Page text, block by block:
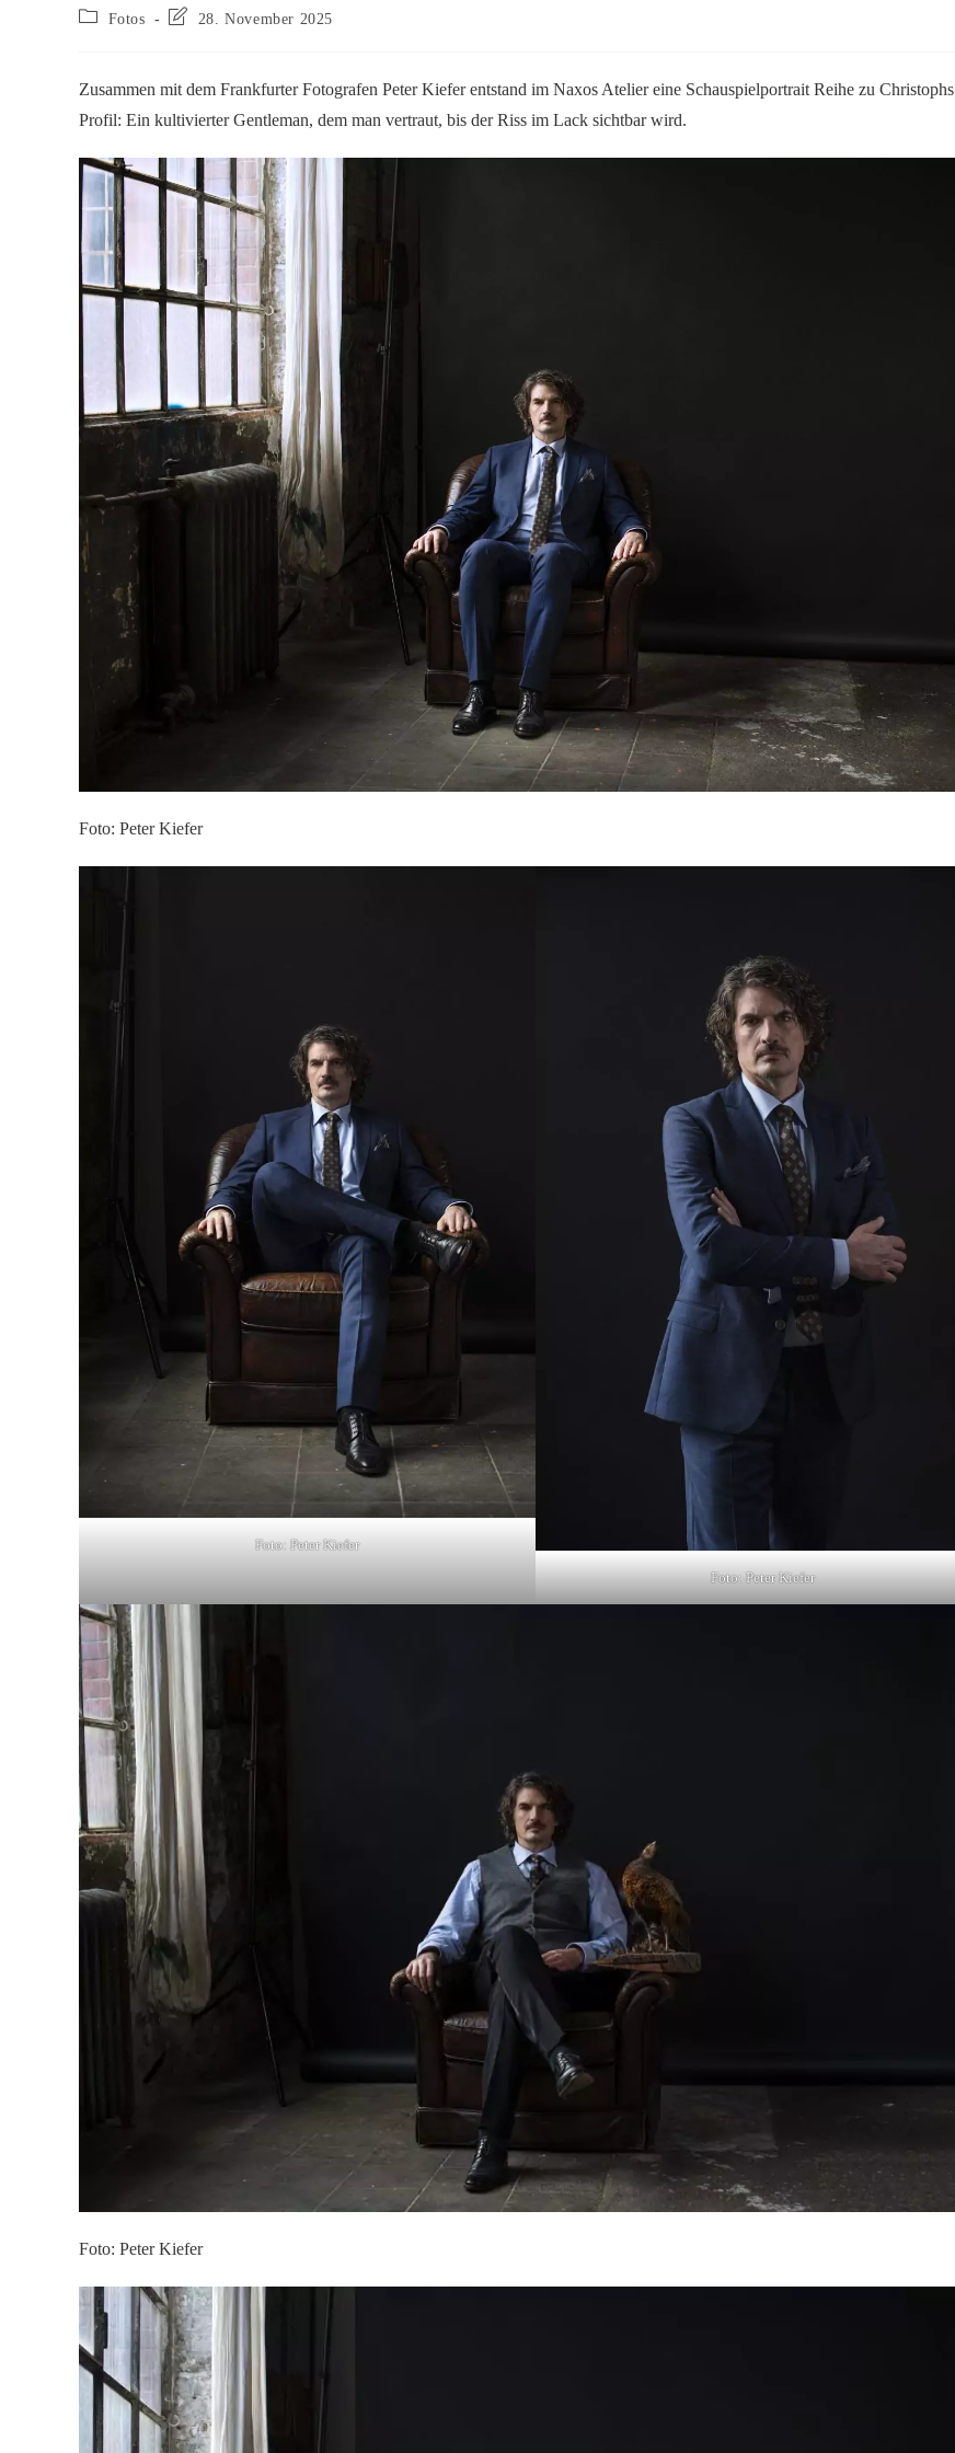
Fotos 28. November 2025
Zusammen mit dem Frankfurter Fotografen Peter Kiefer entstand im Naxos Atelier eine Schauspielportrait Reihe zu Christophs
Profil: Ein kultivierter Gentleman, dem man vertraut, bis der Riss im Lack sichtbar wird.
Foto: Peter Kiefer
Foto: Peter Kiefer
Foto: Peter Kiefer
Foto: Peter Kiefer